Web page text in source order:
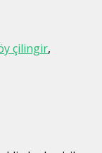
çilingir,